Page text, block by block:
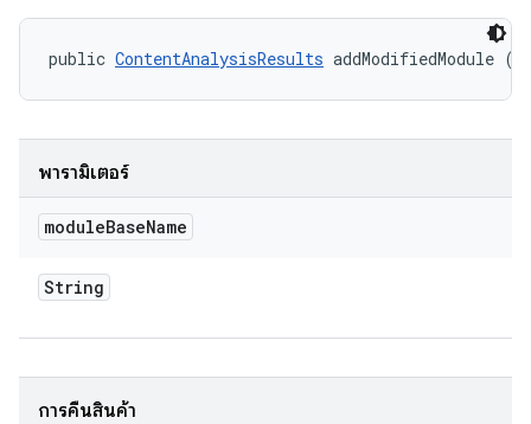
public ContentAnalysisResults addModifiedModule
พารามิเตอร์
moduleBaseName
String
การคืนสินค้า